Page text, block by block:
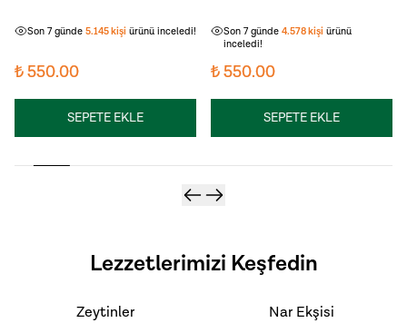
Son 7 günde 5.145kişi ürünü inceledi!
₺ 550.00
SEPETE EKLE
Son 7 günde 4.578kişi ürünü
inceledi!
₺ 550.00
SEPETE EKLE
Lezzetlerimizi Keşfedin
Zeytinler Nar Ekşisi